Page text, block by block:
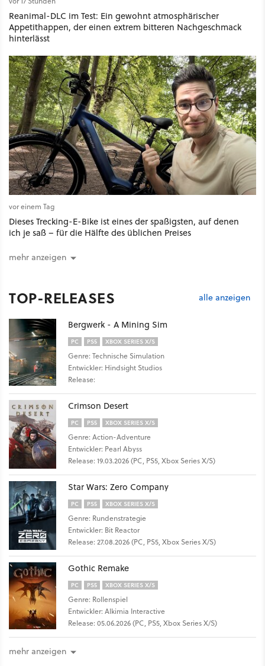
Reanimal-DLC im Test: Ein gewohnt atmosphärischer
Appetithappen, der einen extrem bitteren Nachgeschmack
hinterlässt
vor einem Tag
Dieses Trecking-E-Bike ist eines der spaßigsten, auf denen
ich je saß – für die Hälfte des üblichen Preises
mehr anzeigen
TOP-RELEASES alle anzeigen
Bergwerk - A Mining Sim
PC PS5 XBOX SERIES X/S
Genre: Technische Simulation
Entwickler: Hindsight Studios
Release:
Crimson Desert
PC PS5 XBOX SERIES X/S
Genre: Action-Adventure
Entwickler: Pearl Abyss
Release: 19.03.2026 (PC, PS5, Xbox Series X/S)
Star Wars: Zero Company
PC PS5 XBOX SERIES X/S
Genre: Rundenstrategie
Entwickler: Bit Reactor
Release: 27.08.2026 (PC, PS5, Xbox Series X/S)
Gothic Remake
PC PS5 XBOX SERIES X/S
Genre: Rollenspiel
Entwickler: Alkimia Interactive
Release: 05.06.2026 (PC, PS5, Xbox Series X/S)
mehr anzeigen